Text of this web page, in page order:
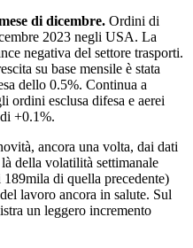
di dicembre. Ordini di
2023 negli USA. La
negativa del settore trasporti.
su base mensile è stata
dello 0.5%. Continua a
ordini esclusa difesa e aerei
+0.1%.
ancora una volta, dai dati
della volatilità settimanale
di quella precedente)
lavoro ancora in salute. Sul
un leggero incremento